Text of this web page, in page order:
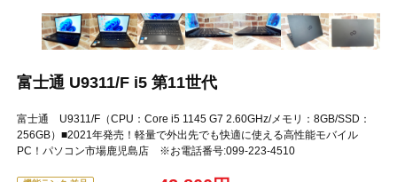
富士通 U9311/F i5 第11世代
富士通 U9311/F（CPU：Core i5 1145 G7 2.60GHz/メモリ：8GB/SSD：
256GB）■2021年発売！軽量で外出先でも快適に使える高性能モバイル
PC！パソコン市場鹿児島店 ※お電話番号:099-223-4510